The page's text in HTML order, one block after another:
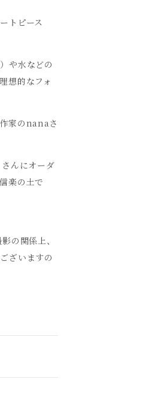
トピース
や水などの
想的なフォ
家のnanaさ
んにオーダ
楽の土で
の関係上、
ざいますの